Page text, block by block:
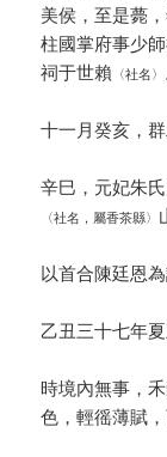
美侯，至是薨
柱國掌府事少
祠于世賴 〈社名〉
十一月癸亥，
辛巳，元妃朱
〈社名，屬香茶縣〉
以首合陳廷恩為
乙丑三十七年
時境內無事，
色，輕徭薄賦